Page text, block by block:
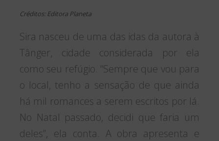
Créditos: Editora Planeta
Sira nasceu de uma das idas da autora à
Tânger, cidade considerada por ela
como seu refúgio. “Sempre que vou para
o local, tenho a sensação de que ainda
há mil romances a serem escritos por lá.
No Natal passado, decidi que faria um
deles”, ela conta. A obra apresenta e